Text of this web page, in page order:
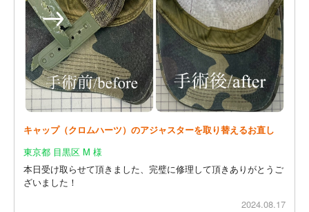
キャップ（クロムハーツ）のアジャスターを取り替えるお直し
東京都 目黒区 M 様
本日受け取らせて頂きました、完璧に修理して頂きありがとうご
ざいました！
2024.08.17